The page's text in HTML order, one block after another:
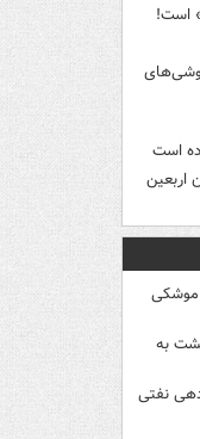
است!
است
اربعین
موشکی
به
نفتی